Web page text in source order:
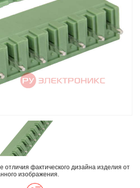
фактического дизайна изделия от
изображения.